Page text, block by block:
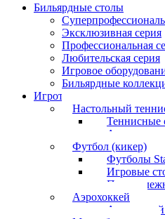
Бильярдные столы
Эксклюзивная серия
Профессиональная
Любительская серия
Игровое
Бильярдные
Игротека
Настольный
Теннисные
Аксессуары
Футбол (кикер)
Футболы
Игровые
Аэрохоккей